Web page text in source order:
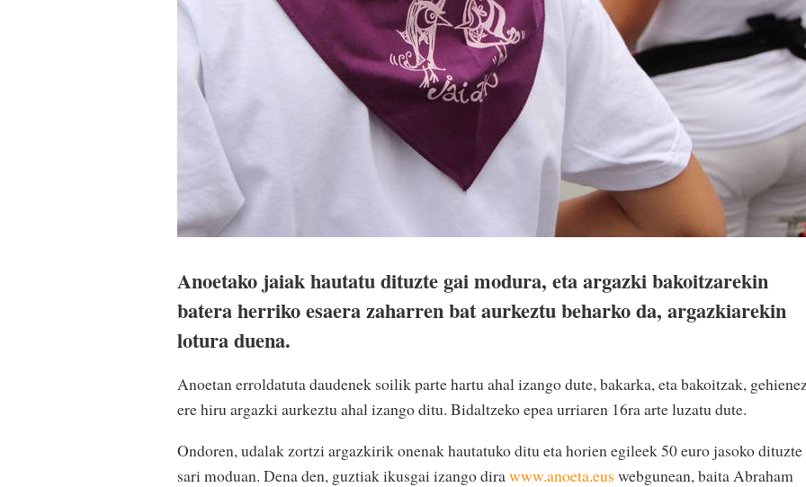
Anoetako jaiak hautatu dituzte gai modura, eta argazki bakoitzarekin
batera herriko esaera zaharren bat aurkeztu beharko da, argazkiarekin
lotura duena.
Anoetan erroldatuta daudenek soilik parte hartu ahal izango dute, bakarka, eta bakoitzak,
ere hiru argazki aurkeztu ahal izango ditu. Bidaltzeko epea urriaren 16ra arte luzatu dute.
Ondoren, udalak zortzi argazkirik onenak hautatuko ditu eta horien egileek 50 euro jasoko dituzte
sari moduan. Dena den, guztiak ikusgai izango dirawww.anoeta.eus webgunean, baita Abraham